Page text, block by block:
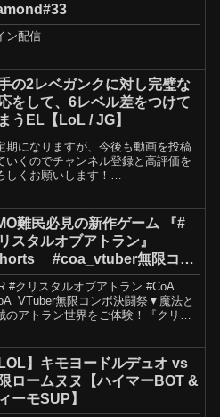
ン配信
の2レベガンクに対し完璧な
をして、6レベル差をつけて
うEL【LoL / JG】
期になりますが、今後も動画を投稿
いくのでチャンネル登録と高評価を
しくお願いします！
10:50 6レベル差#league...
難民必見の新作ゲーム 『#
スタルオブアトラン』
#coa_vtuber無限コン
闘祭 無限コンボ決闘祭
#CoA #PR
#クリスタルオブアトラン #CoA
無限コンボ決闘祭▼魔法と
のアトラン世界をご体験！『クリス
ンロードポイントはモバイル版(ios...
LOL】キモヨードルデュオ vs
ロームヌヌ【ハイマーBOT &
ーモSUP】